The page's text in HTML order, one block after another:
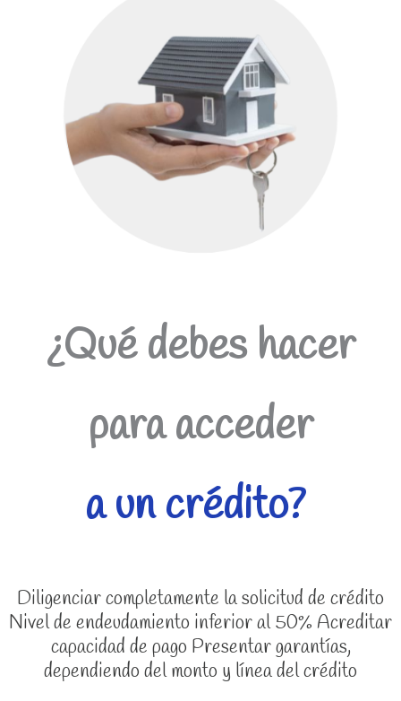
¿Qué debes hacer
para acceder
a un crédito?
Diligenciar completamente la solicitud de crédito
Nivel de endeudamiento inferior al 50% Acreditar
capacidad de pago Presentar garantías,
dependiendo del monto y línea del crédito